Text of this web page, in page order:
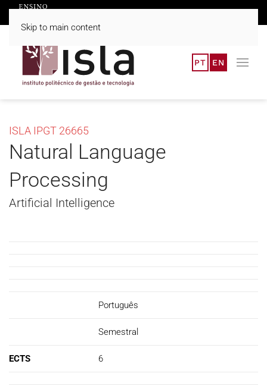
Skip to main content
PT EN
ISLA IPGT 26665
Natural Language
Processing
Artificial Intelligence
Português
Semestral
ECTS 6